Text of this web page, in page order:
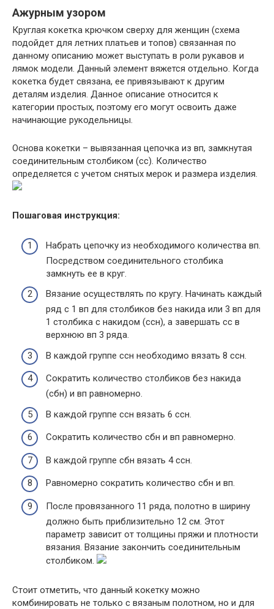
Ажурным узором
Круглая кокетка крючком сверху для женщин (схема
подойдет для летних платьев и топов) связанная по
данному описанию может выступать в роли рукавов и
лямок модели. Данный элемент вяжется отдельно. Когда
кокетка будет связана, ее привязывают к другим
деталям изделия. Данное описание относится к
категории простых, поэтому его могут освоить даже
начинающие рукодельницы.
Основа кокетки – вывязанная цепочка из вп, замкнутая
соединительным столбиком (сс). Количество
определяется с учетом снятых мерок и размера изделия.
Пошаговая инструкция:
Набрать цепочку из необходимого количества вп.
Посредством соединительного столбика
замкнуть ее в круг.
Вязание осуществлять по кругу. Начинать каждый
ряд с 1 вп для столбиков без накида или 3 вп для
1 столбика с накидом (ссн), а завершать сс в
верхнюю вп 3 ряда.
В каждой группе ссн необходимо вязать 8 ссн.
Сократить количество столбиков без накида
(сбн) и вп равномерно.
В каждой группе ссн вязать 6 ссн.
Сократить количество сбн и вп равномерно.
В каждой группе сбн вязать 4 ссн.
Равномерно сократить количество сбн и вп.
После провязанного 11 ряда, полотно в ширину
должно быть приблизительно 12 см. Этот
параметр зависит от толщины пряжи и плотности
вязания. Вязание закончить соединительным
столбиком.
Стоит отметить, что данный кокетку можно
комбинировать не только с вязаным полотном, но и для